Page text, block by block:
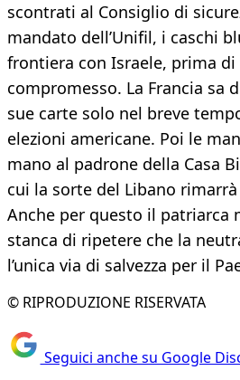
scontrati al Consiglio di
mandato dell’Unifil, i caschi
frontiera con Israele, prima
compromesso. La Francia sa
sue carte solo nel breve
elezioni americane. Poi le
mano al padrone della Casa
cui la sorte del Libano
Anche per questo il patriarca
stanca di ripetere che la
l’unica via di salvezza per il
© RIPRODUZIONE RISERVATA
Seguici anche su Google